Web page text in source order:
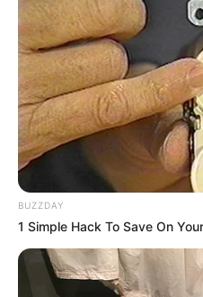
BUZZDAY
1 Simple Hack To Save On